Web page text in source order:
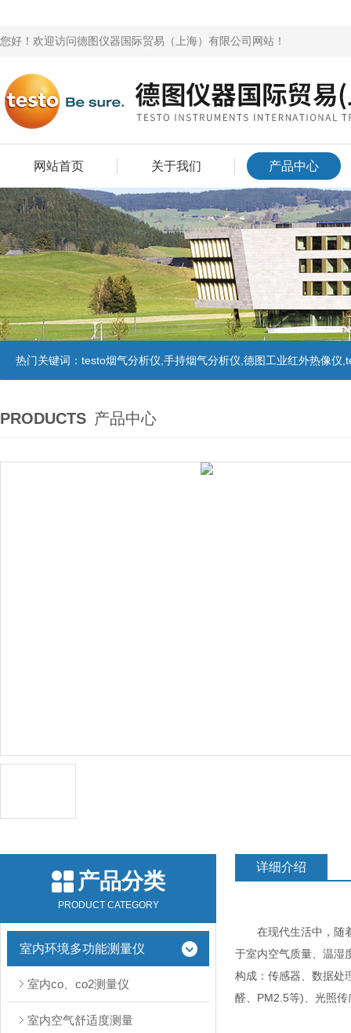
您好！欢迎访问德图仪器国际贸易（上海）有限公司网站！
网站首页 关于我们 产品中心
热门关键词： testo烟气分析仪,手持烟气分析仪,德图工业红外热像仪
PRODUCTS 产品中心
产品分类
PRODUCT CATEGORY
室内环境多功能测量仪
室内co、co2测量仪
室内空气舒适度测量
详细介绍
在现代生活中，随着
于室内空气质量、温湿
构成：传感器、数据处
醛、PM2.5等)、光照